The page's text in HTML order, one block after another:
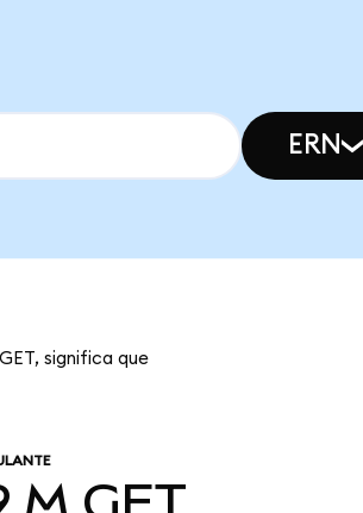
ERN
significa que